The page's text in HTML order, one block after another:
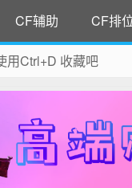
CF辅助 CF排
用Ctrl+D 收藏吧